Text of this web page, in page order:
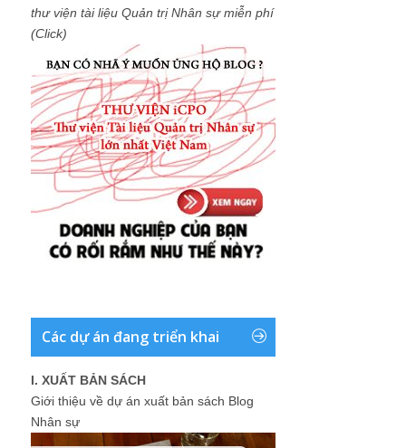
thư viện tài liệu Quản trị Nhân sự miễn phí
(Click)
Các dự án đang triển khai
I. XUẤT BẢN SÁCH
Giới thiệu về dự án xuất bản sách Blog
Nhân sự